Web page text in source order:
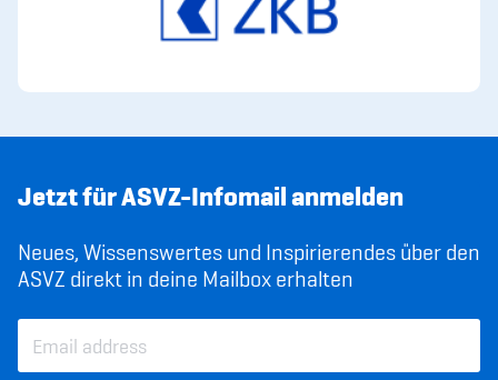
Jetzt für ASVZ-Infomail anmelden
Neues, Wissenswertes und Inspirierendes über den
ASVZ direkt in deine Mailbox erhalten